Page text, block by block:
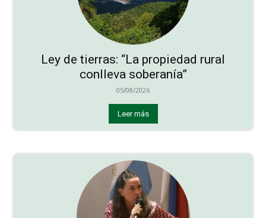
Ley de tierras: “La propiedad rural
conlleva soberanía”
05/08/2026
Leer más